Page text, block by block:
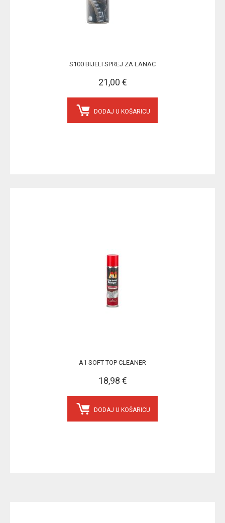
S100 BIJELI SPREJ ZA LANAC
21,00 €
DODAJ U KOŠARICU
A1 SOFT TOP CLEANER
18,98 €
DODAJ U KOŠARICU